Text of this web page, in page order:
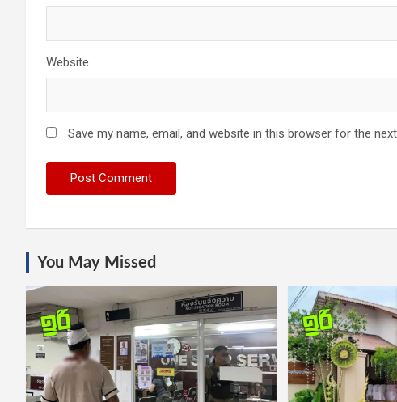
Website
Save my name, email, and website in this browser for the
You May Missed